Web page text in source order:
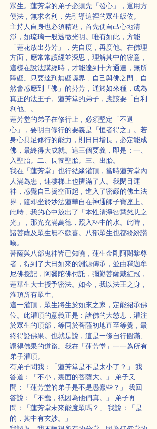
眾生。蓮芳堂的弟子必須先「發心」，運用方
便法，無求名利，先引導這裡的眾生皈依。
主持人自身也必須精進，首先使自己心地清
淨，如琉璃一般透徹光明。唯有如此，方能
「蓮花放出芬芳」，先自度，再度他。在佛理
方面，應常常讀經並深思，理解其中的密意，
這樣在說法講經時，才能達到十方通達，無所
障礙。只要達到無礙境界，自己與佛之間，自
然會感應到「佛」的芬芳，通於如來種，成為
真正的法王子。蓮芳堂的弟子，應該要「自利
利他」。
蓮芳堂的弟子在修行上，必須堅定「不退
心」，要明白修行的要義是「恒者得之」。若
身心具足修行的能力，則日日增長，必定能成
佛，最終得大成就。這三個要義，即是：一、
入聖胎。二、長養聖胎。三、出胎。
我在「蓮芳堂」也行結緣灌頂，當時蓮芳堂內
人滿為患，連樓梯上也擠滿了人。我閉目運
神，感覺自己騰空而起，進入了密嚴的佛土法
界，隨即坐於妙法蓮華自在神通師子寶座上。
此時，我的心中放出了「本性清淨智慧慈悲之
光」，那光充滿萬德，照入杯中的水。此時，
諸菩薩及眾生無不歡喜。八部眾生也都紛紛讚
嘆。
菩薩與八部鬼神皆已知曉，蓮生金剛阿闍黎尊
者，得到了大日如來的淵源傳承，並由釋迦牟
尼佛授記，阿彌陀佛付託，彌勤菩薩戴紅冠，
蓮華生大士授予密法。如今，我以法王之身，
灌頂所有眾生。
這一灌頂，眾生將生於如來之家，定能紹承佛
位。此灌頂的意義正是：諸佛的大慈悲，灌注
於眾生的頂部，等同於菩薩初地直至等覺，最
終得證佛果。也就是說，這是一條自行圓滿、
證得佛果的道路。我在「蓮芳堂」一一為所有
弟子灌頂。
有弟子問我：「蓮芳堂是不是太小了？」 我
答道：「不小，裏面的菩薩大。」 弟子又
問：「蓮芳堂的弟子是不是愚蠢些？」 我回
答說：「不蠢，祇因為他們真。」 弟子再
問：「蓮芳堂未來能度眾嗎？」 我說：「是
的，其中有玄妙。」